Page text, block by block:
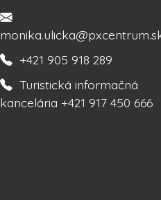
+421 905 918 289
Turistická informačná
kancelária +421 917 450 666